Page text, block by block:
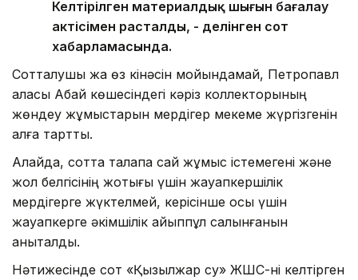
Келтірілген материалдық шығын бағалау
актісімен расталды, - делінген сот
хабарламасында.
Сотталушы жақ өз кінәсін мойындамай, Петропавл
қаласы Абай көшесіндегі кәріз коллекторының
жөндеу жұмыстарын мердігер мекеме жүргізгенін
алға тартты.
Алайда, сотта талапқа сай жұмыс істемегені және
жол белгісінің жоқтығы үшін жауапкершілік
мердігерге жүктелмей, керісінше осы үшін
жауапкерге әкімшілік айыппұл салынғанын
анықталды.
Нәтижесінде сот «Қызылжар су» ЖШС-ні келтірген